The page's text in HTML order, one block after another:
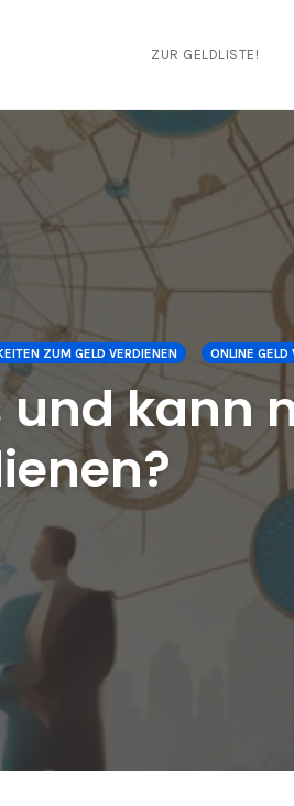
ZUR GELDLISTE!
ZUM GELD VERDIENEN ONLINE GELD
und kann